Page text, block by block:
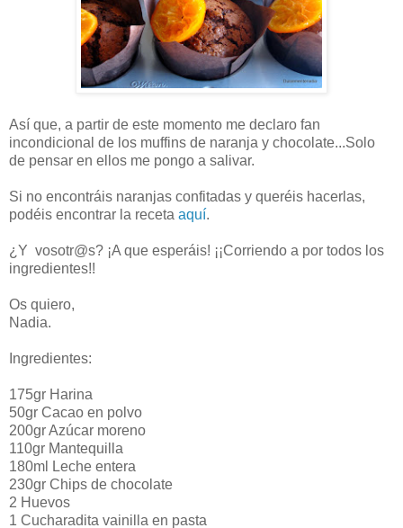
Así que, a partir de este momento me declaro fan
incondicional de los muffins de naranja y chocolate...Solo
de pensar en ellos me pongo a salivar.
Si no encontráis naranjas confitadas y queréis hacerlas,
podéis encontrar la receta aquí.
¿Y vosotr@s? ¡A que esperáis! ¡¡Corriendo a por todos los
ingredientes!!
Os quiero,
Nadia.
Ingredientes:
175gr Harina
50gr Cacao en polvo
200gr Azúcar moreno
110gr Mantequilla
180ml Leche entera
230gr Chips de chocolate
2 Huevos
1 Cucharadita vainilla en pasta